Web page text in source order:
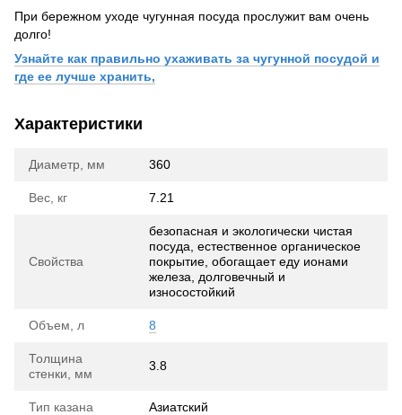
При бережном уходе чугунная посуда прослужит вам очень
долго!
Узнайте как правильно ухаживать за чугунной посудой и
где ее лучше хранить,
Характеристики
Диаметр, мм 360
Вес, кг 7.21
Свойства
безопасная и экологически чистая
посуда, естественное органическое
покрытие, обогащает еду ионами
железа, долговечный и
износостойкий
Объем, л 8
Толщина
стенки, мм
3.8
Тип казана Азиатский